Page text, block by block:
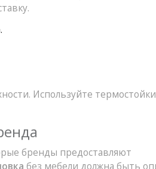
Используйте
бренды предоставляют
без мебели должна быть